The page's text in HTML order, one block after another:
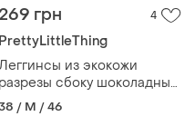
269 грн 4
PrettyLittleThing
из экокожи
разрезы сбоку шоколадный
цвет на высокий рост
/ M / 46